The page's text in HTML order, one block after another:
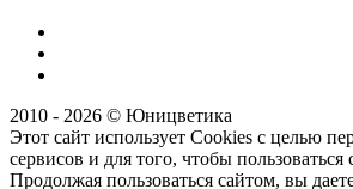
2010 - 2026 © Юницветика
Этот сайт использует Cookies с целью
сервисов и для того, чтобы
Продолжая пользоваться сайтом, вы